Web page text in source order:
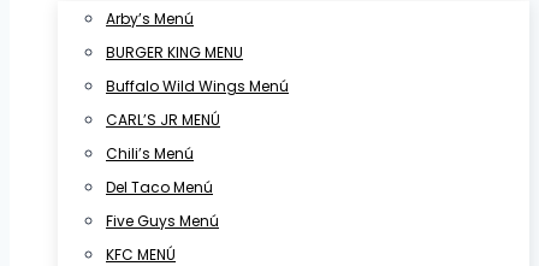
Arby’s Menú
BURGER KING MENU
Buffalo Wild Wings Menú
CARL’S JR MENÚ
Chili’s Menú
Del Taco Menú
Five Guys Menú
KFC MENÚ